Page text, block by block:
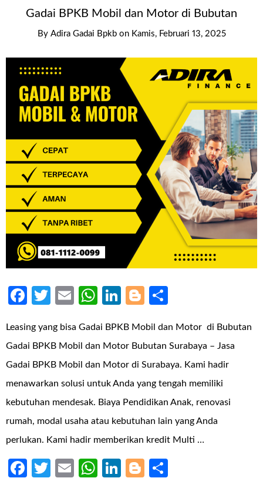
Gadai BPKB Mobil dan Motor di Bubutan
By Adira Gadai Bpkb on Kamis, Februari 13, 2025
Facebook
Twitter
EmailWhatsApp
LinkedIn
Blogger
Leasing yang bisa Gadai BPKB Mobil dan Motor di Bubutan
Gadai BPKB Mobil dan Motor Bubutan Surabaya – Jasa
Gadai BPKB Mobil dan Motor di Surabaya. Kami hadir
menawarkan solusi untuk Anda yang tengah memiliki
kebutuhan mendesak. Biaya Pendidikan Anak, renovasi
rumah, modal usaha atau kebutuhan lain yang Anda
perlukan. Kami hadir memberikan kredit Multi …
Facebook
Twitter
EmailWhatsApp
LinkedIn
Blogger